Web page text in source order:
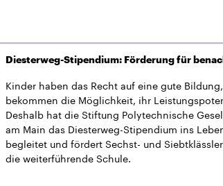
Diesterweg-Stipendium: Förderung für
Kinder haben das Recht auf eine gute
bekommen die Möglichkeit, ihr
Deshalb hat die Stiftung Polytechnische
am Main das Diesterweg-Stipendium ins
begleitet und fördert Sechst- und
die weiterführende Schule.